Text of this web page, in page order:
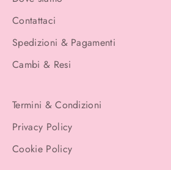
Contattaci
Spedizioni & Pagamenti
Cambi & Resi
Termini & Condizioni
Privacy Policy
Cookie Policy